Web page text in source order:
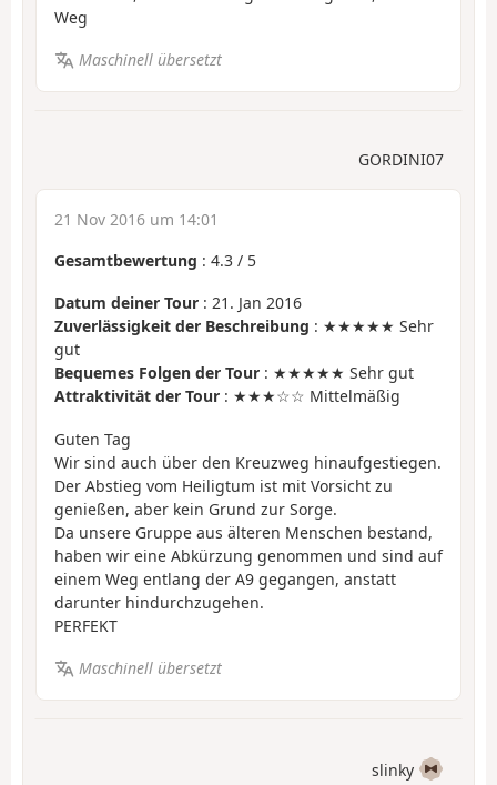
Weg
Maschinell übersetzt
GORDINI07
21 Nov 2016 um 14:01
Gesamtbewertung : 4.3 / 5
Datum deiner Tour : 21. Jan 2016
Zuverlässigkeit der Beschreibung : ★★★★★ Sehr
gut
Bequemes Folgen der Tour : ★★★★★ Sehr gut
Attraktivität der Tour : ★★★☆☆ Mittelmäßig
Guten Tag
Wir sind auch über den Kreuzweg hinaufgestiegen.
Der Abstieg vom Heiligtum ist mit Vorsicht zu
genießen, aber kein Grund zur Sorge.
Da unsere Gruppe aus älteren Menschen bestand,
haben wir eine Abkürzung genommen und sind auf
einem Weg entlang der A9 gegangen, anstatt
darunter hindurchzugehen.
PERFEKT
Maschinell übersetzt
slinky